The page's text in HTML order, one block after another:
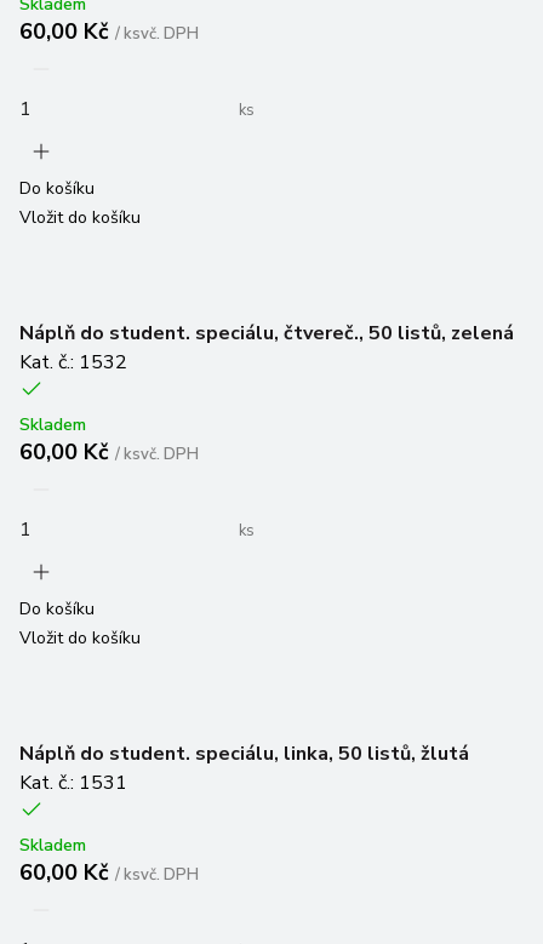
60,00 Kč /ksvč. DPH
ks
Do košíku
Vložit do košíku
Náplň do student. speciálu, čtvereč., 50 listů, zelená
Kat. č.: 1532
Skladem
60,00 Kč /ksvč. DPH
ks
Do košíku
Vložit do košíku
Náplň do student. speciálu, linka, 50 listů, žlutá
Kat. č.: 1531
Skladem
60,00 Kč /ksvč. DPH